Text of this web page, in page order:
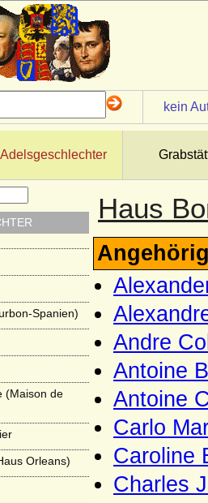
kein
Adelsgeschlechter
Haus
Andre
Antoine
Antoine
Carlo
Caroline
Charles
Béthune)
Spanien)
(Maison de
Orleans)